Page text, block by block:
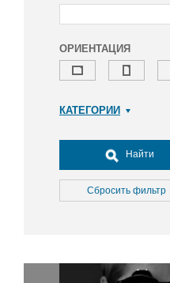
ОРИЕНТАЦИЯ
КАТЕГОРИИ
Досуг, туризм и отдых
Культура
Медицина
Окружающая среда
Найти
Сбросить фильтр